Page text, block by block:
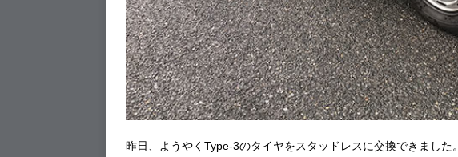
昨日、ようやくType-3のタイヤをスタッドレスに交換できました。